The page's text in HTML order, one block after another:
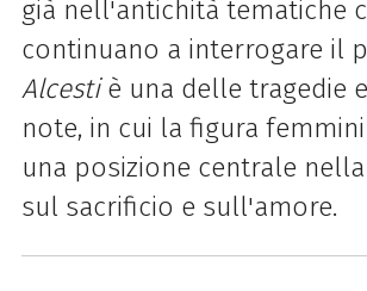
già nell'antichità tematiche
continuano a interrogare il
Alcestiè una delle tragedie
note, in cui la figura
una posizione centrale
sul sacrificio e sull'amore.